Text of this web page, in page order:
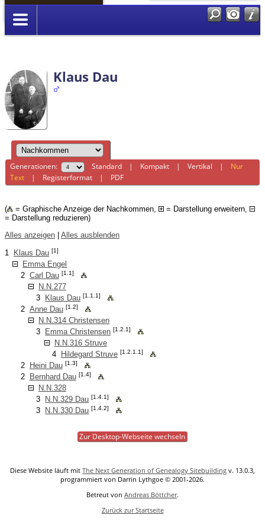
Anmelden
Klaus Dau
Generationen: Standard | Kompakt |Vertikal | Nur
Text | Registerformat | PDF
( = Graphische Anzeige der Nachkommen,
= Darstellung erweitern,
= Darstellung reduzieren)
Alles anzeigen | Alles ausblenden
1 Klaus Dau [1]
Emma Engel
2 Carl Dau [1.1]
N.N.277
3
Klaus Dau [1.1.1]
2 Anne Dau [1.2]
N.N.314 Christensen
3
Emma Christensen [1.2.1]
N.N.316 Struve
4
Hildegard Struve [1.2.1.1]
2 Heini Dau [1.3]
2 Bernhard Dau [1.4]
N.N.328
3
N.N.329 Dau [1.4.1]
3 N.N.330 Dau [1.4.2]
Zur Desktop-Webseite wechseln
Diese Website läuft mit The Next Generation of Genealogy Sitebuilding v. 13.0.3,
programmiert von Darrin Lythgoe © 2001-2026.
Betreut von Andreas Böttcher.
Zurück zur Startseite